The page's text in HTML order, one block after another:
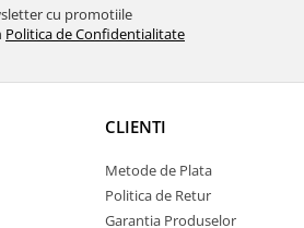
cu promotiile
Politica de Confidentialitate
CLIENTI
Metode de Plata
Politica de Retur
Garantia Produselor